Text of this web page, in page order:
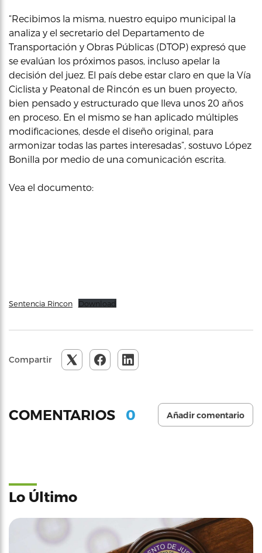
“Recibimos la misma, nuestro equipo municipal la
analiza y el secretario del Departamento de
Transportación y Obras Públicas (DTOP) expresó que
se evalúan los próximos pasos, incluso apelar la
decisión del juez. El país debe estar claro en que la Vía
Ciclista y Peatonal de Rincón es un buen proyecto,
bien pensado y estructurado que lleva unos 20 años
en proceso. En el mismo se han aplicado múltiples
modificaciones, desde el diseño original, para
armonizar todas las partes interesadas”, sostuvo López
Bonilla por medio de una comunicación escrita.
Vea el documento:
Sentencia Rincon Download
Compartir
COMENTARIOS 0 Añadir comentario
Lo Último